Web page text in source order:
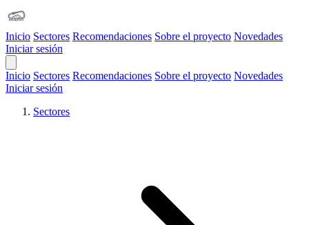
Inicio Sectores Recomendaciones Sobre el proyecto Novedades
Iniciar sesión
Inicio Sectores Recomendaciones Sobre el proyecto Novedades
Iniciar sesión
Sectores